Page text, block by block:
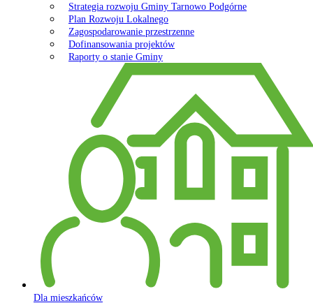
Strategia rozwoju Gminy Tarnowo Podgórne
Plan Rozwoju Lokalnego
Zagospodarowanie przestrzenne
Dofinansowania projektów
Raporty o stanie Gminy
Dla mieszkańców